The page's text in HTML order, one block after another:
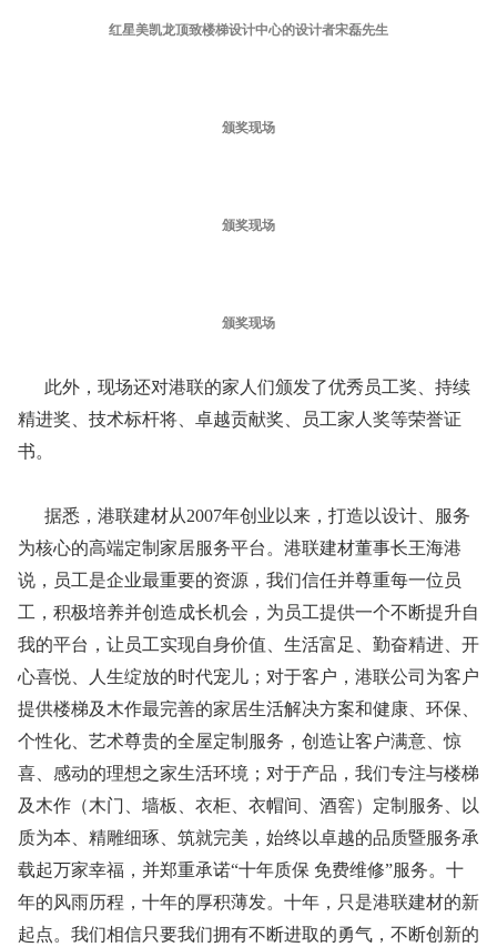
红星美凯龙顶致楼梯设计中心的设计者宋磊先生
颁奖现场
颁奖现场
颁奖现场
此外，现场还对港联的家人们颁发了优秀员工奖、持续
精进奖、技术标杆将、卓越贡献奖、员工家人奖等荣誉证
书。
据悉，港联建材从2007年创业以来，打造以设计、服务
为核心的高端定制家居服务平台。港联建材董事长王海港
说，员工是企业最重要的资源，我们信任并尊重每一位员
工，积极培养并创造成长机会，为员工提供一个不断提升自
我的平台，让员工实现自身价值、生活富足、勤奋精进、开
心喜悦、人生绽放的时代宠儿；对于客户，港联公司为客户
提供楼梯及木作最完善的家居生活解决方案和健康、环保、
个性化、艺术尊贵的全屋定制服务，创造让客户满意、惊
喜、感动的理想之家生活环境；对于产品，我们专注与楼梯
及木作（木门、墙板、衣柜、衣帽间、酒窖）定制服务、以
质为本、精雕细琢、筑就完美，始终以卓越的品质暨服务承
载起万家幸福，并郑重承诺“十年质保 免费维修”服务。十
年的风雨历程，十年的厚积薄发。十年，只是港联建材的新
起点。我们相信只要我们拥有不断进取的勇气，不断创新的